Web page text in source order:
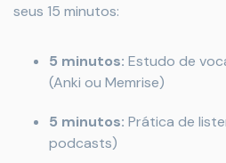
seus 15 minutos:
5 minutos: Estudo de
(Anki ou Memrise)
5 minutos: Prática de
podcasts)